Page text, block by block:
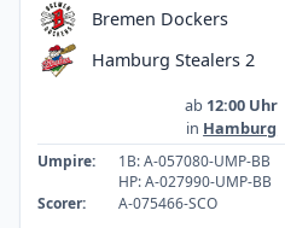
Bremen Dockers
Hamburg Stealers 2
ab 12:00 Uhr
in Hamburg
Umpire:
1B: A-057080-UMP-BB
HP: A-027990-UMP-BB
Scorer:
A-075466-SCO